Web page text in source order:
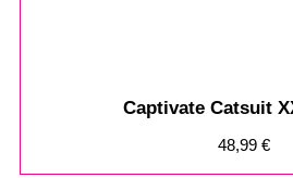
Captivate Catsuit
48,99 €